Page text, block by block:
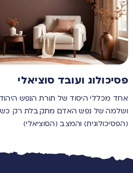
פסיכולוג ועובד סוציאלי
אחד מכללי היסוד של תורת הנפש
ושלמה של נפש האדם מתקבלת רק
(הפסיכולוגית) והמצב (הסוציאלי)